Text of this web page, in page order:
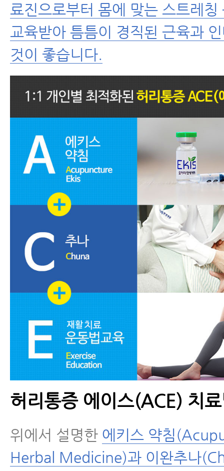
료진으로부터 몸에 맞는 스트레칭
교육받아 틈틈이 경직된 근육과
것이 좋습니다.
허리통증 에이스(ACE) 치
위에서 설명한 에키스 약침
Herbal Medicine)과 이완추나